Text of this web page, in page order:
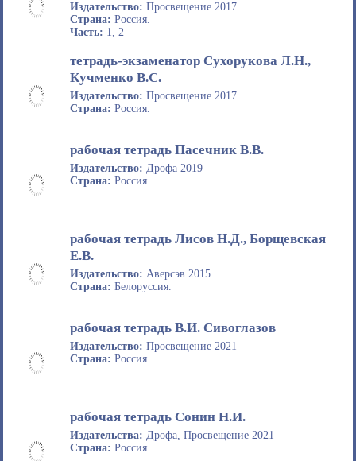
Издательство: Просвещение 2017
Страна: Россия.
Часть: 1, 2
тетрадь-экзаменатор Сухорукова Л.Н.,
Кучменко В.С.
Издательство: Просвещение 2017
Страна: Россия.
рабочая тетрадь Пасечник В.В.
Издательство: Дрофа 2019
Страна: Россия.
рабочая тетрадь Лисов Н.Д., Борщевская
Е.В.
Издательство: Аверсэв 2015
Страна: Белоруссия.
рабочая тетрадь В.И. Сивоглазов
Издательство: Просвещение 2021
Страна: Россия.
рабочая тетрадь Сонин Н.И.
Издательства: Дрофа, Просвещение 2021
Страна: Россия.